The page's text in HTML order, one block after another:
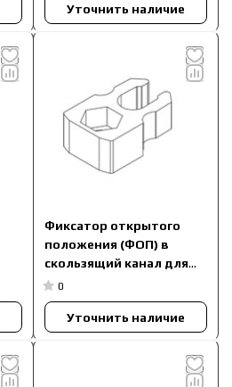
Уточнить наличие
Фиксатор открытого
положения (ФОП) в
скользящий канал для
F63, F65, IF66 арт.
247000001
0
Уточнить наличие